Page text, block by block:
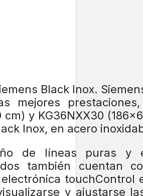
mejores
cm) y KG36NXX30
Inox, en acero
de líneas puras y
también cuentan
touchControl
y ajustarse